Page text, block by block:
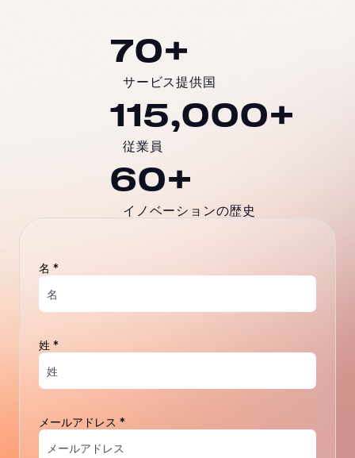
70+
サービス提供国
115,000+
従業員
60+
イノベーションの歴史
名 *
姓 *
メールアドレス *